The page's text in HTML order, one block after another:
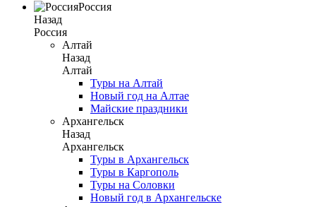
Россия
Назад
Россия
Алтай
Назад
Алтай
Туры на Алтай
Новый год на Алтае
Майские праздники
Архангельск
Назад
Архангельск
Туры в Архангельск
Туры в Каргополь
Туры на Соловки
Новый год в Архангельске